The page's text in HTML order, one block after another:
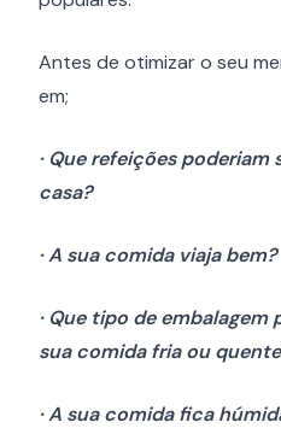
Antes de otimizar o seu
em;
· Que refeições
casa?
· A sua comida viaja bem?
· Que tipo de
sua comida fria ou
· A sua comida fica